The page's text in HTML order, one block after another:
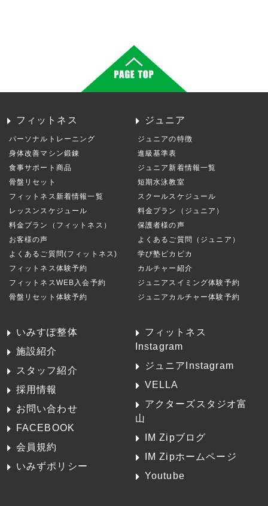
フィットネス
パーソナルトレーニング
身体改善マシン鍛錬
食事サポート商品
骨盤リセット
フィットネス新着情報一覧
レッスンスケジュール
料金プラン（フィットネス）
お客様の声
よくあるご質問(フィットネス)
フィットネス体験予約
フィットネスWEB入会予約
骨盤リセット体験予約
ジュニア
ジュニアの特徴
進級基準表
ジュニア新着情報一覧
短期水泳教室
スクールスケジュール
料金プラン（ジュニア）
保護者様の声
よくあるご質問（ジュニア）
学び塾ピカピカ
カルチャー紹介
ジュニアスイミング体験予約
ジュニアカルチャー体験予約
いみすぽ整体
施設紹介
スタッフ紹介
採用情報
お問い合わせ
FACEBOOK
会員規約
いみずポリシー
フィットネス
Instagram
ジュニアInstagram
VELLA
アクターズスタジオ富
山
IM Zipブログ
IM Zipホームページ
Youtube